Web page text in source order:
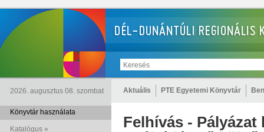
2026. augusztus 08. szombat Aktuális PTE Egyetemi Könyvtár
Könyvtár használata
Katalógus »
Felhívás -